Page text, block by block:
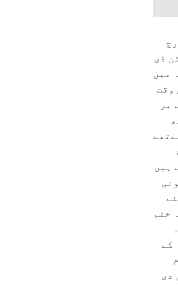
ڈی
میں
اُٹھانے کی روایت۱۷۸۹ میں اُس وقت
بر
ہیں
ختم
کے
دی